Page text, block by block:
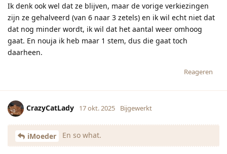
Ik denk ook wel dat ze blijven, maar de vorige verkiezingen
zijn ze gehalveerd (van 6 naar 3 zetels) en ik wil echt niet dat
dat nog minder wordt, ik wil dat het aantal weer omhoog
gaat. En nouja ik heb maar 1 stem, dus die gaat toch
daarheen.
Reageren
CrazyCatLady 17 okt. 2025 Bijgewerkt
iMoeder En so what.